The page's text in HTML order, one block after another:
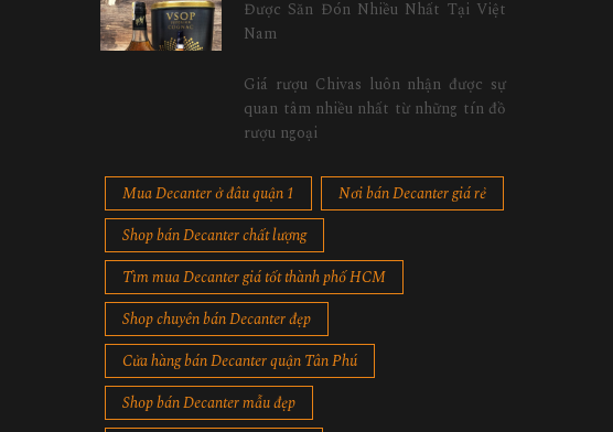
Được Săn Đón Nhiều Nhất Tại Việt
Nam
Giá rượu Chivas luôn nhận được sự
quan tâm nhiều nhất từ những tín đồ
rượu ngoại
Mua Decanter ở đâu quận 1
Nơi bán Decanter giá rẻ
Shop bán Decanter chất lượng
Tìm mua Decanter giá tốt thành phố HCM
Shop chuyên bán Decanter đẹp
Cửa hàng bán Decanter quận Tân Phú
Shop bán Decanter mẫu đẹp